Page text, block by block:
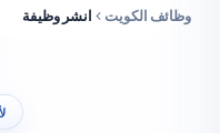
الكويت انشر وظيفة
لأصحاب